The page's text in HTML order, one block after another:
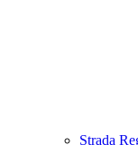
Strada